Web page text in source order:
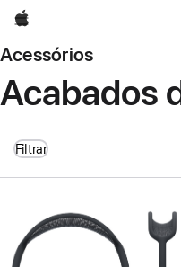
Apple
Acessórios
Acabados
Filtrar